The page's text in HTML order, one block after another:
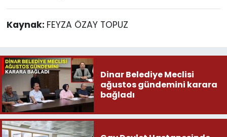
Kaynak: FEYZA ÖZAY TOPUZ
Dinar Belediye Meclisi
ağustos gündemini karara
bağladı